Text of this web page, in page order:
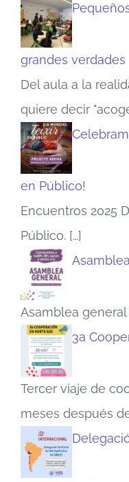
grandes verdades
Del aula a la
quiere decir
en Público!
Encuentros 2025
Público. […]
Asamblea general
3a
Tercer viaje de
meses después